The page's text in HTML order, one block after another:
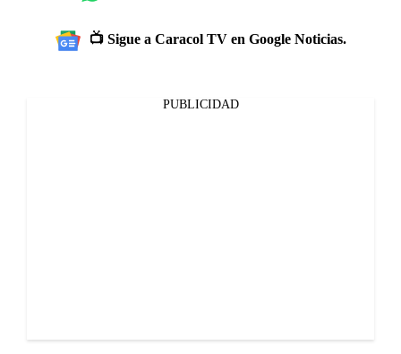
📺 Sigue a Caracol TV en Google Noticias.
PUBLICIDAD